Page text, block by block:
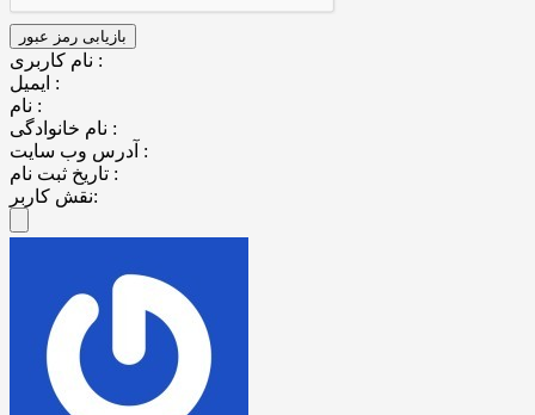
نام کاربری :
ایمیل :
نام :
نام خانوادگی :
آدرس وب سایت :
تاریخ ثبت نام :
نقش کاربر: